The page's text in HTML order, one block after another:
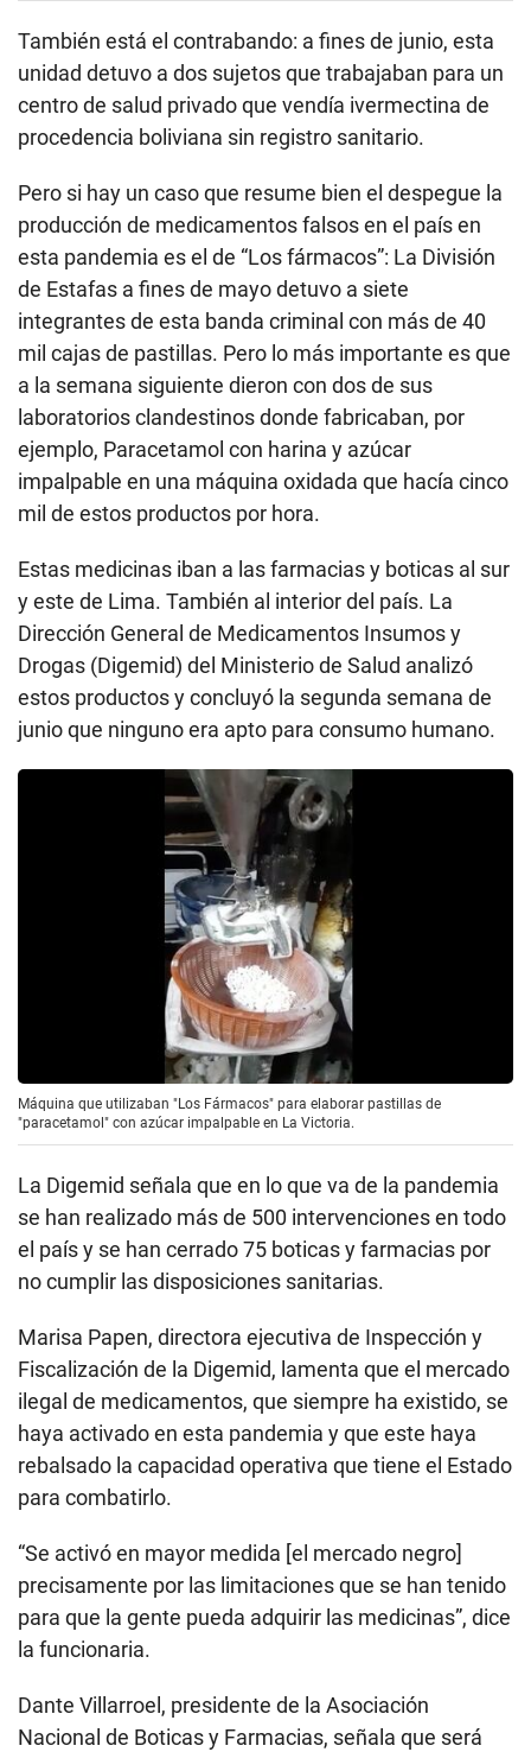
También está el contrabando: a fines de junio, esta
unidad detuvo a dos sujetos que trabajaban para un
centro de salud privado que vendía ivermectina de
procedencia boliviana sin registro sanitario.
Pero si hay un caso que resume bien el despegue la
producción de medicamentos falsos en el país en
esta pandemia es el de “Los fármacos”: La División
de Estafas a fines de mayo detuvo a siete
integrantes de esta banda criminal con más de 40
mil cajas de pastillas. Pero lo más importante es que
a la semana siguiente dieron con dos de sus
laboratorios clandestinos donde fabricaban, por
ejemplo, Paracetamol con harina y azúcar
impalpable en una máquina oxidada que hacía cinco
mil de estos productos por hora.
Estas medicinas iban a las farmacias y boticas al sur
y este de Lima. También al interior del país. La
Dirección General de Medicamentos Insumos y
Drogas (Digemid) del Ministerio de Salud analizó
estos productos y concluyó la segunda semana de
junio que ninguno era apto para consumo humano.
Máquina que utilizaban "Los Fármacos" para elaborar pastillas de
"paracetamol" con azúcar impalpable en La Victoria.
La Digemid señala que en lo que va de la pandemia
se han realizado más de 500 intervenciones en todo
el país y se han cerrado 75 boticas y farmacias por
no cumplir las disposiciones sanitarias.
Marisa Papen, directora ejecutiva de Inspección y
Fiscalización de la Digemid, lamenta que el mercado
ilegal de medicamentos, que siempre ha existido, se
haya activado en esta pandemia y que este haya
rebalsado la capacidad operativa que tiene el Estado
para combatirlo.
“Se activó en mayor medida [el mercado negro]
precisamente por las limitaciones que se han tenido
para que la gente pueda adquirir las medicinas”, dice
la funcionaria.
Dante Villarroel, presidente de la Asociación
Nacional de Boticas y Farmacias, señala que será